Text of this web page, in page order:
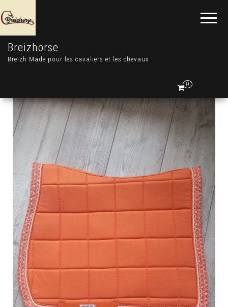
Breizhorse
Breizh Made pour les cavaliers et les chevaux
0